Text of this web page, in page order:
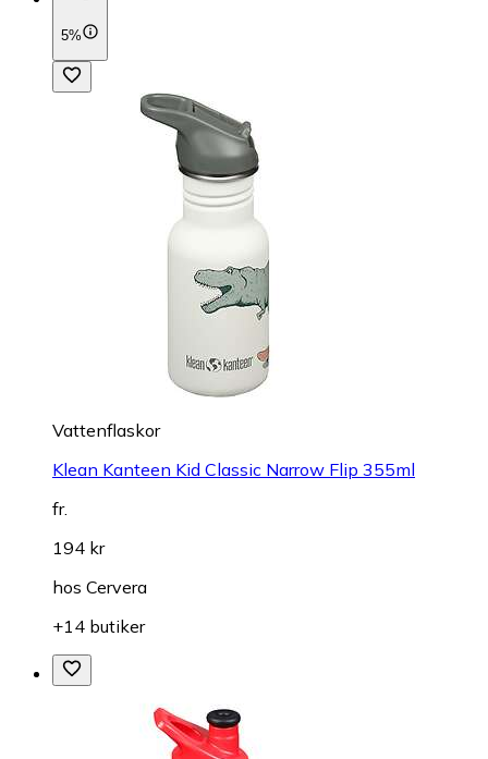
5%
Vattenflaskor
Klean Kanteen Kid Classic Narrow Flip 355ml
fr.
194 kr
hos Cervera
+14 butiker